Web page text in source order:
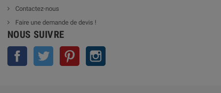
Contactez-nous
Faire une demande de devis !
NOUS SUIVRE
Facebook Twitter Pinterest